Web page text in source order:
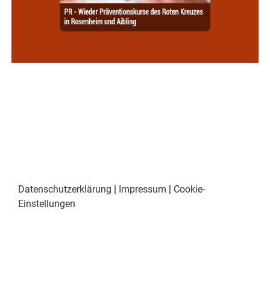
Datenschutzerklärung | Impressum | Cookie-
Einstellungen